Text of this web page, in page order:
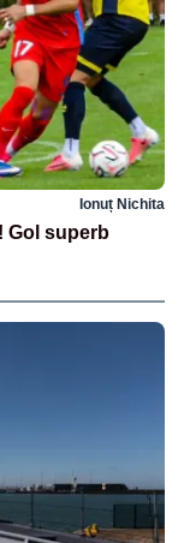
Ionuț Nichita
Gol superb